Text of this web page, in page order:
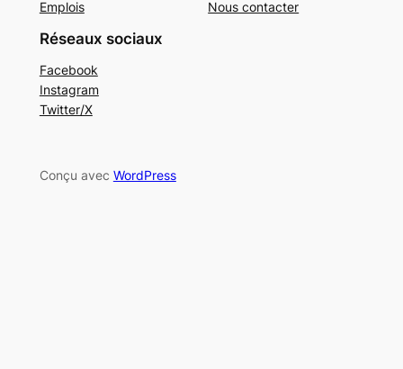
Emplois
Nous contacter
Réseaux sociaux
Facebook
Instagram
Twitter/X
Conçu avec WordPress